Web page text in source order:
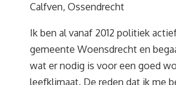
Calfven, Ossendrecht
Ik ben al vanaf 2012 politiek
gemeente Woensdrecht en
wat er nodig is voor een goed
leefklimaat. De reden dat ik me